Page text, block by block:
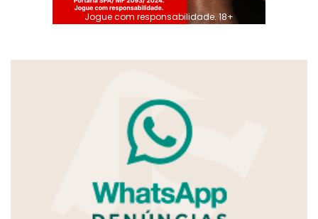
Jogue com responsabilidade. 18+